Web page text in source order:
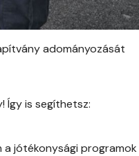
adományozását
Így is segíthetsz:
jótékonysági programok